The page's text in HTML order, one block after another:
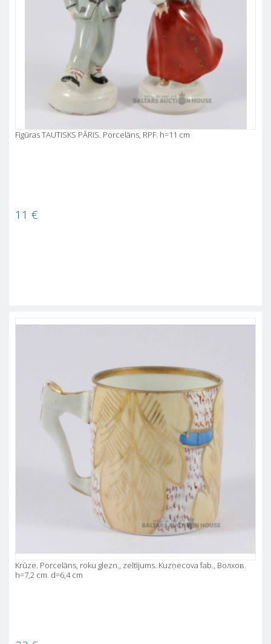
Figūras TAUTISKS PĀRIS. Porcelāns, RPF. h=11 cm
11 €
Krūze. Porcelāns, roku glezn., zeltījums. Kuzņecova fab., Волхов.
h=7,2 cm. d=6,4 cm